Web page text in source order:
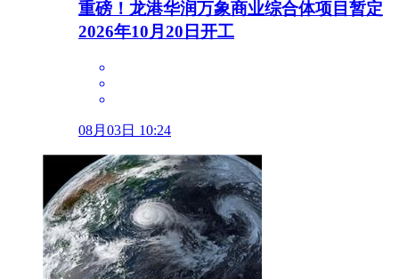
重磅！龙港华润万象商业综合体项目暂定
2026年10月20日开工
08月03日 10:24